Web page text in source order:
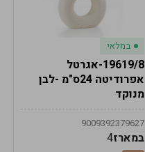
במלאי
19619/8-אגרטל
אפרודיטה 24ס"מ -לבן
מנוקד
9009392379627
במארז4